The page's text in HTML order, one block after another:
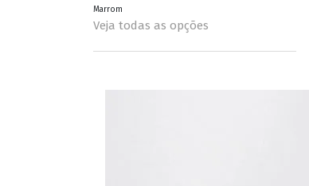
Marrom
Veja todas as opções